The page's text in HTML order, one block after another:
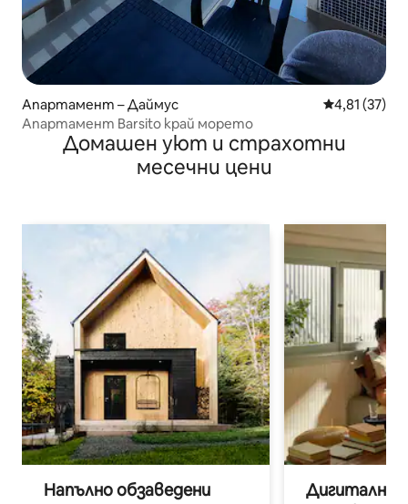
Апартамент – Даймус Средна
4,81 (37)
Апартамент Barsito край морето
Домашен уют и страхотни
месечни цени
Напълно обзаведени
Дигитални